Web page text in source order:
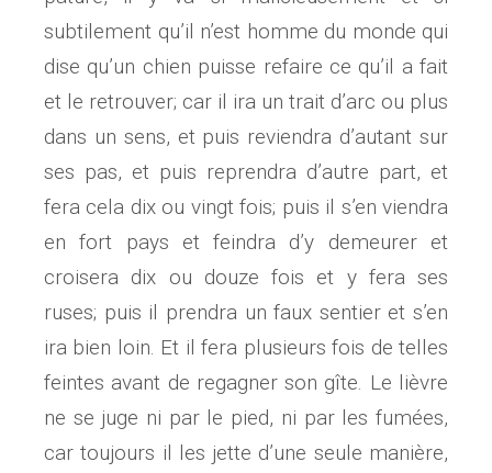
subtilement qu’il n’est homme du monde qui
dise qu’un chien puisse refaire ce qu’il a fait
et le retrouver; car il ira un trait d’arc ou plus
dans un sens, et puis reviendra d’autant sur
ses pas, et puis reprendra d’autre part, et
fera cela dix ou vingt fois; puis il s’en viendra
en fort pays et feindra d’y demeurer et
croisera dix ou douze fois et y fera ses
ruses; puis il prendra un faux sentier et s’en
ira bien loin. Et il fera plusieurs fois de telles
feintes avant de regagner son gîte. Le lièvre
ne se juge ni par le pied, ni par les fumées,
car toujours il les jette d’une seule manière,